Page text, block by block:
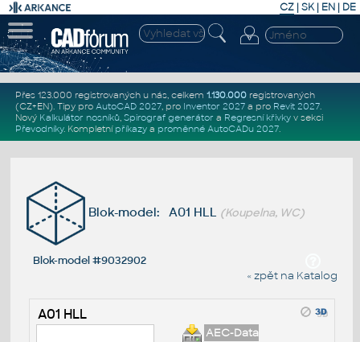
CZ | SK| EN | DE
Přes 123.000 registrovaných u nás, celkem 1.130.000registrovaných
(CZ+EN). Tipy pro AutoCAD 2027, pro Inventor 2027a pro Revit 2027.
Nový Kalkulátor nosníků, Spirograf generátor a Regresní křivkyv sekci
Převodníky. Kompletní příkazya proměnné AutoCADu 2027.
Blok-model: A01 HLL (Koupelna, WC)
Blok-model #9032902
« zpět na Katalog
A01 HLL
AEC-Data